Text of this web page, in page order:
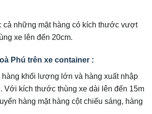
cả những mặt hàng có kích thước vượt
xe lên đến 20cm.
Phú trên xe container :
khối lượng lớn và hàng xuất nhập
Với kích thước thùng xe dài lên đến 15m
hàng mặt hàng cột chiếu sáng, hàng